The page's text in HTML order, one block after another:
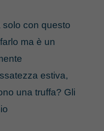
solo con questo
ma è un
estiva,
una truffa? Gli